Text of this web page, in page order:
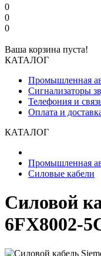
0
0
0
Ваша корзина пуста!
КАТАЛОГ
Промышленная
Сигнализаторы
Телефония и
Оплата и
КАТАЛОГ
Промышленная
Силовые кабели
Силовой
6FX8002-